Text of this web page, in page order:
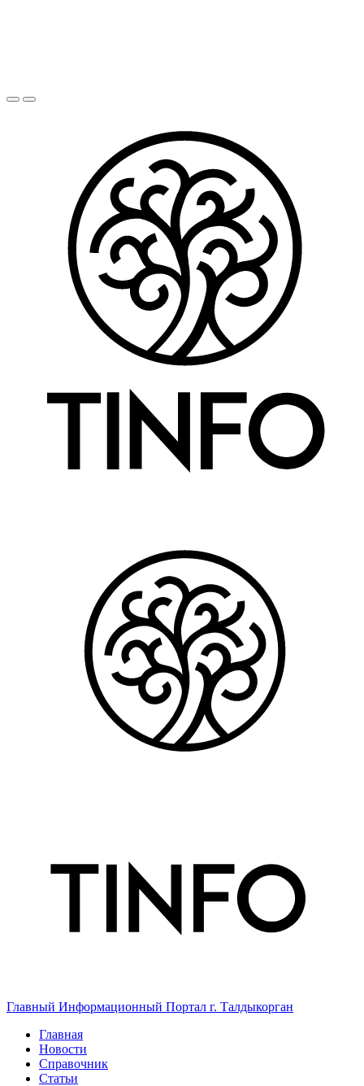
Главный Информационный Портал г. Талдыкорган
Главная
Новости
Справочник
Статьи